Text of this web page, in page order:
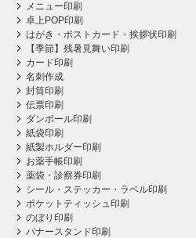
メニュー印刷
卓上POP印刷
はがき・ポストカード・挨拶状印刷
【季節】残暑見舞い印刷
カード印刷
名刺作成
封筒印刷
伝票印刷
ダンボール印刷
紙袋印刷
紙製ホルダー印刷
お薬手帳印刷
薬袋・診察券印刷
シール・ステッカー・ラベル印刷
ポケットティッシュ印刷
のぼり印刷
バナースタンド印刷